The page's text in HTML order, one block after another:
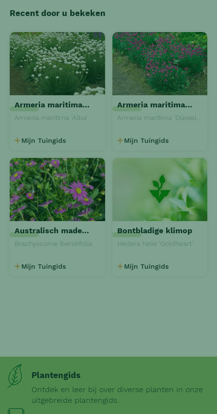
Recent door u bekeken
Armeria maritima 'Alba'
Armeria maritima 'Alba'
Mijn Tuingids
Armeria maritima 'Düsseldorfer Stolz'
Mijn Tuingids
Australisch madeliefje
Brachyscome iberidifolia
Mijn Tuingids
Bontbladige klimop
Hedera helix 'Goldheart'
Mijn Tuingids
Plantengids
Ontdek en leer bij over diverse planten in onze
uitgebreide plantengids.